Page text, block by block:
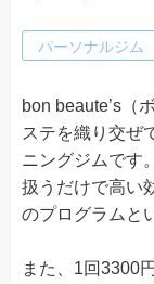
パーソナルジム
bon beaute’s（
ステを織り交ぜ
ニングジムです
扱うだけで高い
のプログラムと
また、1回3300